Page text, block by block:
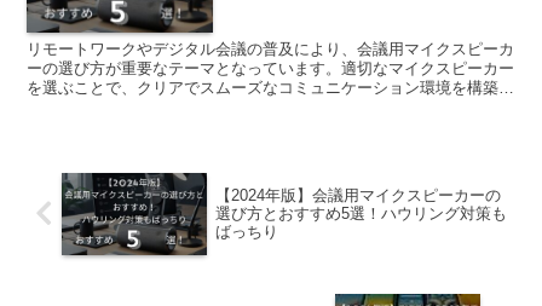
リモートワークやデジタル会議の普及により、会議用マイクスピーカ
ーの選び方が重要なテーマとなっています。適切なマイクスピーカー
を選ぶことで、クリアでスムーズなコミュニケーション環境を構築す
【2024年版】会議用マイクスピーカーの
選び方とおすすめ5選！ハウリング対策も
ばっちり